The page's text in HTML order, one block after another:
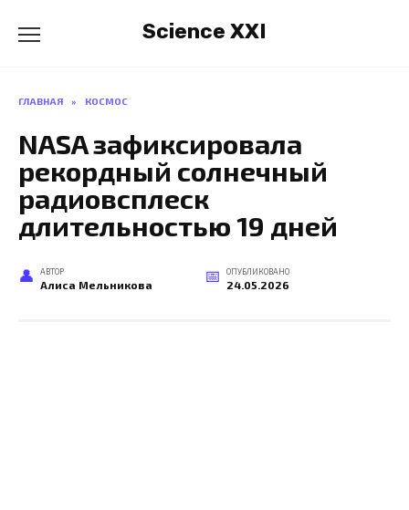
содержанию
Science XXI
ГЛАВНАЯ » КОСМОС
NASA зафиксировала
рекордный солнечный
радиовсплеск
длительностью 19 дней
АВТОР
Алиса Мельникова
ОПУБЛИКОВАНО
24.05.2026